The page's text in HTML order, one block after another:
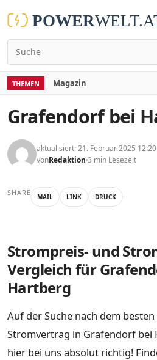
THEMEN Magazin
Grafendorf bei
aktualisiert: 21. Februar 2025 12:20
vonRedaktion 3 min Lesezeit
SHARE MAIL LINK DRUCK
Strompreis- und
Vergleich für
Hartberg
Auf der Suche nach dem
Stromvertrag in Grafendorf bei
hier bei uns absolut richtig!